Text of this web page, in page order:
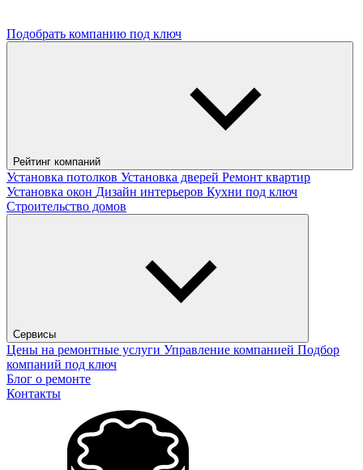
Подобрать компанию под ключ
Рейтинг компаний
Установка потолков Установка дверей Ремонт квартир
Установка окон Дизайн интерьеров Кухни под ключ
Строительство домов
Сервисы
Цены на ремонтные услуги Управление компанией Подбор
компаний под ключ
Блог о ремонте
Контакты